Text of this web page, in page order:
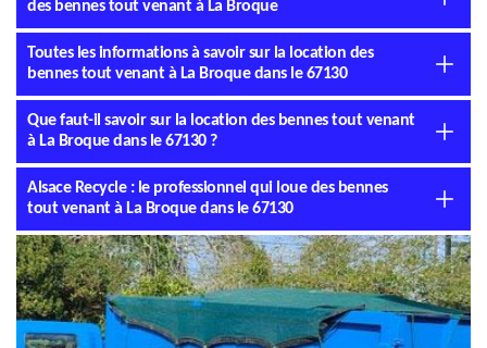
des bennes tout venant à La Broque
Toutes les informations à savoir sur la location des
bennes tout venant à La Broque dans le 67130
Que faut-il savoir sur la location des bennes tout venant
à La Broque dans le 67130 ?
Alsace Recycle : le professionnel qui loue des bennes
tout venant à La Broque dans le 67130